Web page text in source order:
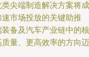
尖端制造解决方案将成
市场投放的关键助推
备及汽车产业链中的核
量、更高效率的方向迈